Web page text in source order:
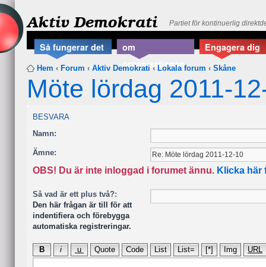
Aktiv Demokrati Partiet för kontinuerlig
Så fungerar det
om
organisationen
Engagera dig
Hem ‹ Forum ‹ Aktiv Demokrati ‹ Lokala forum ‹ Skåne
Möte lördag 2011-
BESVARA
Namn:
Ämne:
OBS! Du är inte inloggad i forumet ännu. Klicka här
Så vad är ett plus två?:
Den här frågan är till för att
indentifiera och förebygga
automatiska registreringar.